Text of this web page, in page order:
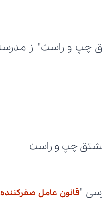
چپ و راست
"قانون عامل صفرکننده